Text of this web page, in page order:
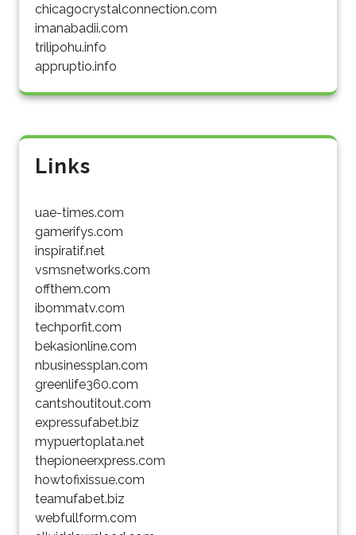
chicagocrystalconnection.com
imanabadii.com
trilipohu.info
appruptio.info
Links
uae-times.com
gamerifys.com
inspiratif.net
vsmsnetworks.com
offthem.com
ibommatv.com
techporfit.com
bekasionline.com
nbusinessplan.com
greenlife360.com
cantshoutitout.com
expressufabet.biz
mypuertoplata.net
thepioneerxpress.com
howtofixissue.com
teamufabet.biz
webfullform.com